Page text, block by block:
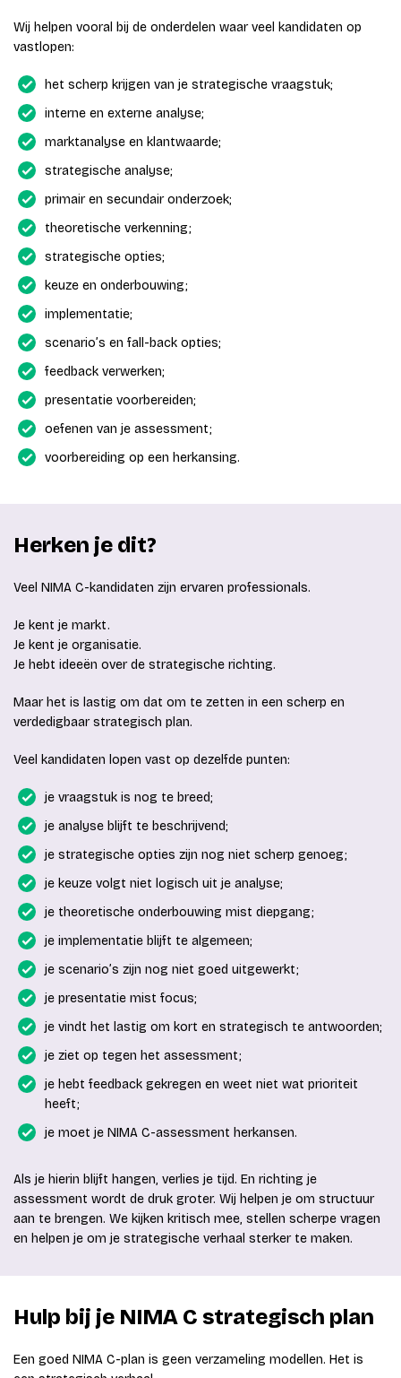
Wij helpen vooral bij de onderdelen waar veel kandidaten op
vastlopen:
het scherp krijgen van je strategische vraagstuk;
interne en externe analyse;
marktanalyse en klantwaarde;
strategische analyse;
primair en secundair onderzoek;
theoretische verkenning;
strategische opties;
keuze en onderbouwing;
implementatie;
scenario’s en fall-back opties;
feedback verwerken;
presentatie voorbereiden;
oefenen van je assessment;
voorbereiding op een herkansing.
Herken je dit?
Veel NIMA C-kandidaten zijn ervaren professionals.
Je kent je markt.
Je kent je organisatie.
Je hebt ideeën over de strategische richting.
Maar het is lastig om dat om te zetten in een scherp en
verdedigbaar strategisch plan.
Veel kandidaten lopen vast op dezelfde punten:
je vraagstuk is nog te breed;
je analyse blijft te beschrijvend;
je strategische opties zijn nog niet scherp genoeg;
je keuze volgt niet logisch uit je analyse;
je theoretische onderbouwing mist diepgang;
je implementatie blijft te algemeen;
je scenario’s zijn nog niet goed uitgewerkt;
je presentatie mist focus;
je vindt het lastig om kort en strategisch te antwoorden;
je ziet op tegen het assessment;
je hebt feedback gekregen en weet niet wat prioriteit
heeft;
je moet je NIMA C-assessment herkansen.
Als je hierin blijft hangen, verlies je tijd. En richting je
assessment wordt de druk groter. Wij helpen je om structuur
aan te brengen. We kijken kritisch mee, stellen scherpe vragen
en helpen je om je strategische verhaal sterker te maken.
Hulp bij je NIMA C strategisch plan
Een goed NIMA C-plan is geen verzameling modellen. Het is